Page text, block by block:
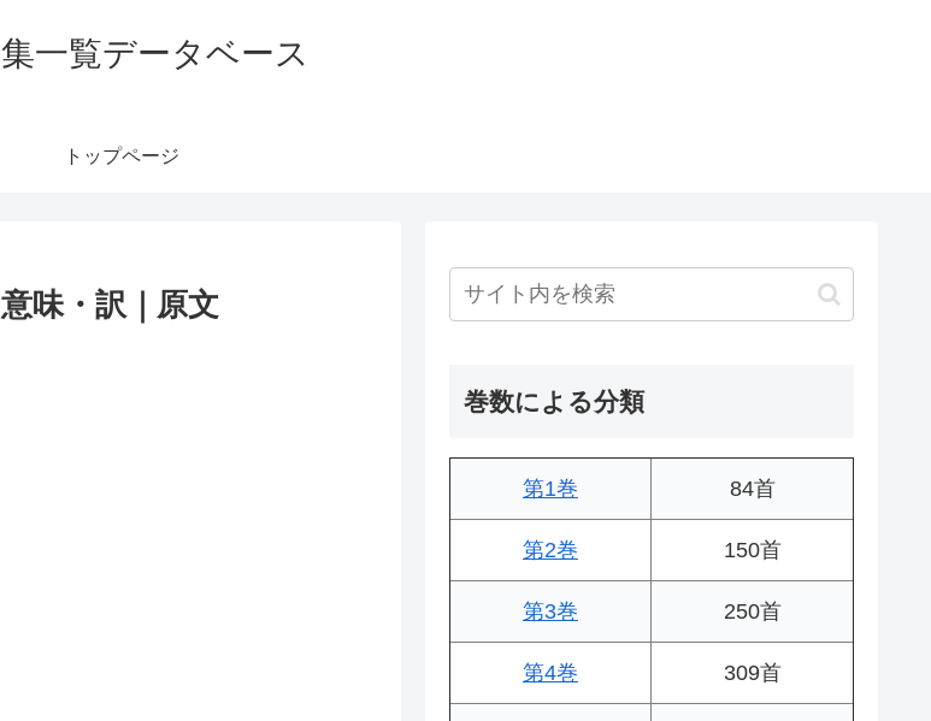
一覧データベース
トップページ
味・訳｜原文
巻数による分類
第1巻 84首
第2巻 150首
第3巻 250首
第4巻 309首